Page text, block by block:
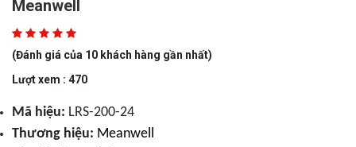
Meanwell
(Đánh giá của 10 khách hàng gần nhất)
Lượt xem : 470
Mã hiệu: LRS-200-24
Thương hiệu: Meanwell